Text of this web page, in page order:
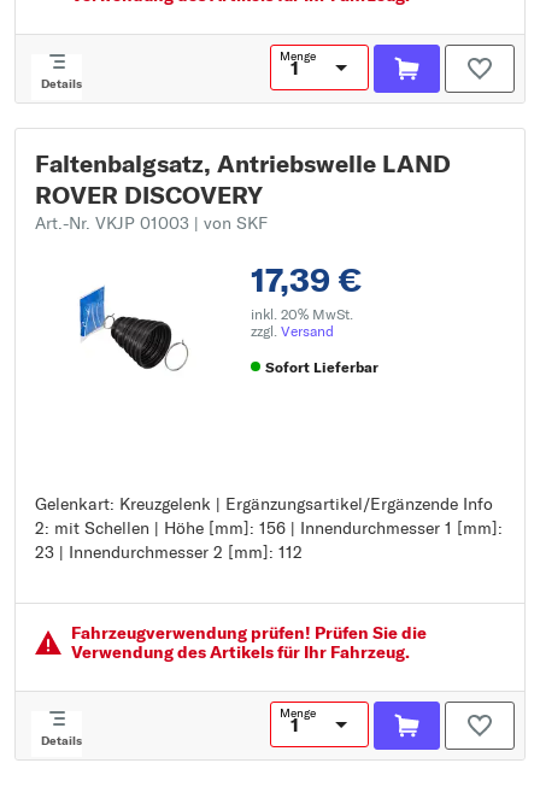
Details
Menge
Faltenbalgsatz, Antriebswelle LAND
ROVER DISCOVERY
Art.-Nr. VKJP 01003 | von SKF
17,39 €
inkl. 20% MwSt.
zzgl. Versand
Sofort Lieferbar
Gelenkart: Kreuzgelenk | Ergänzungsartikel/Ergänzende Info
2: mit Schellen | Höhe [mm]: 156 | Innendurchmesser 1 [mm]:
23 | Innendurchmesser 2 [mm]: 112
Gelenkart: Kreuzgelenk
Ergänzungsartikel/Ergänzende Info 2: mit Schellen
Höhe [mm]: 156
Innendurchmesser 2 [mm]: 112
Fahrzeugver­wendung prüfen! Prüfen Sie die
Verwendung des Artikels für Ihr Fahrzeug.
Details
Menge